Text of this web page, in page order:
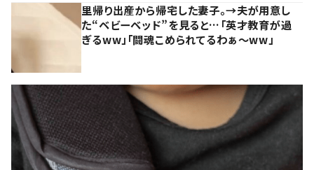
里帰り出産から帰宅した妻子。→夫が用意し
た“ベビーベッド”を見ると…「英才教育が過
ぎるww」「闘魂こめられてるわぁ～ww」